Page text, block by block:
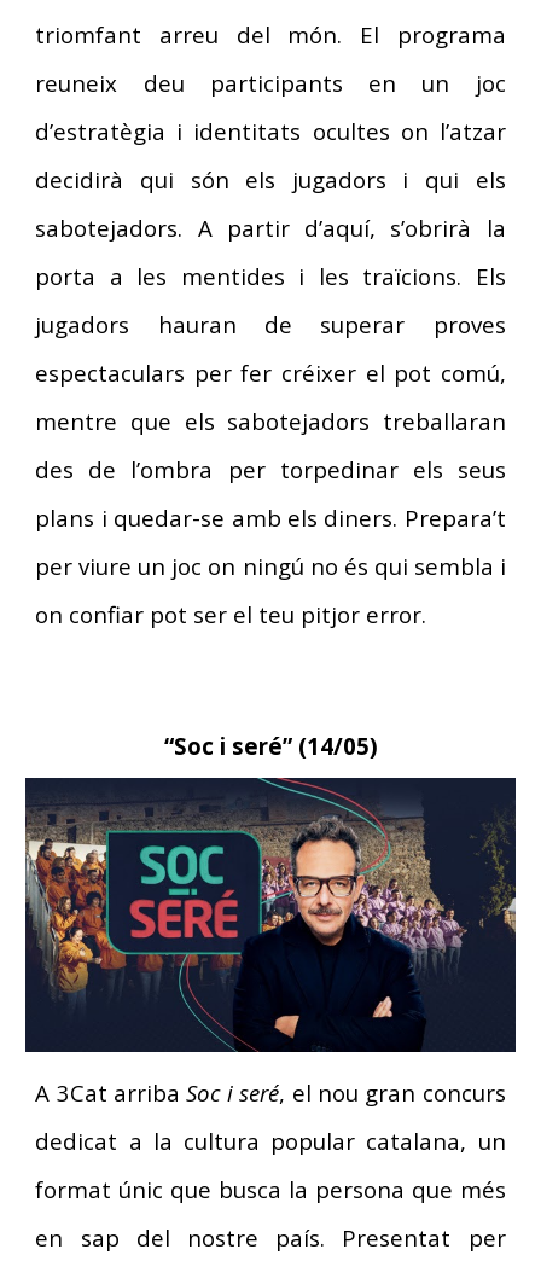
triomfant arreu del món. El programa
reuneix deu participants en un joc
d’estratègia i identitats ocultes on l’atzar
decidirà qui són els jugadors i qui els
sabotejadors. A partir d’aquí, s’obrirà la
porta a les mentides i les traïcions. Els
jugadors hauran de superar proves
espectaculars per fer créixer el pot comú,
mentre que els sabotejadors treballaran
des de l’ombra per torpedinar els seus
plans i quedar-se amb els diners. Prepara’t
per viure un joc on ningú no és qui sembla i
on confiar pot ser el teu pitjor error.
“Soc i seré” (14/05)
A 3Cat arribaSoc i seré, el nou gran concurs
dedicat a la cultura popular catalana, un
format únic que busca la persona que més
en sap del nostre país. Presentat per